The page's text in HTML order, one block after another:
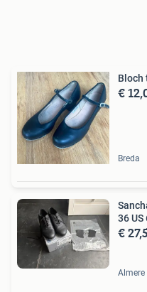
Bloch
€
Breda
€
Almere